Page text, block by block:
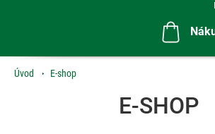
Úvod E-shop
E-SHOP